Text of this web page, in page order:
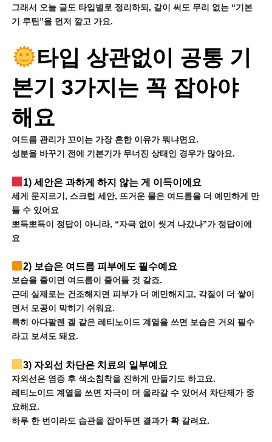
그래서 오늘 글도 타입별로 정리하되, 같이 써도 무리 없는 “기본
기 루틴”을 먼저 깔고 가요.
타입 상관없이 공통 기
본기 3가지는 꼭 잡아야
해요
여드름 관리가 꼬이는 가장 흔한 이유가 뭐냐면요.
성분을 바꾸기 전에 기본기가 무너진 상태인 경우가 많아요.
1) 세안은 과하게 하지 않는 게 이득이에요
세게 문지르기, 스크럽 세안, 뜨거운 물은 여드름을 더 예민하게 만
들 수 있어요
뽀득뽀득이 정답이 아니라, “자극 없이 씻겨 나갔나”가 정답이에
요
2) 보습은 여드름 피부에도 필수예요
보습을 줄이면 여드름이 줄어들 것 같죠.
근데 실제로는 건조해지면 피부가 더 예민해지고, 각질이 더 쌓이
면서 모공이 막히기 쉬워요.
특히 아다팔렌 겔 같은 레티노이드 계열을 쓰면 보습은 거의 필수
라고 보셔도 돼요.
3) 자외선 차단은 치료의 일부예요
자외선은 염증 후 색소침착을 진하게 만들기도 하고요.
레티노이드 계열을 쓰면 자극이 더 올라갈 수 있어서 차단제가 중
요해요.
하루 한 번이라도 습관을 잡아두면 결과가 확 갈려요.